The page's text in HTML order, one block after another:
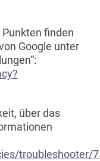
finden
Google unter
über das
troubleshooter/